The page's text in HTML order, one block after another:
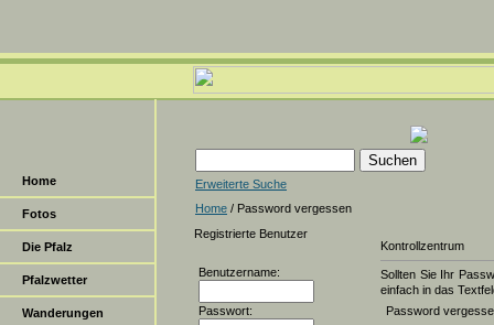
Home
Fotos
Die Pfalz
Pfalzwetter
Wanderungen
Erweiterte Suche
Home / Password vergessen
Registrierte Benutzer
Benutzername:
Passwort:
Kontrollzentrum
Sollten Sie Ihr
einfach in das
Password